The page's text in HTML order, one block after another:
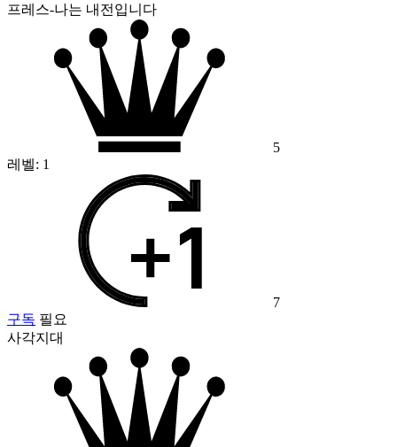
프레스-나는 내전입니다
5
레벨: 1
7
구독 필요
사각지대